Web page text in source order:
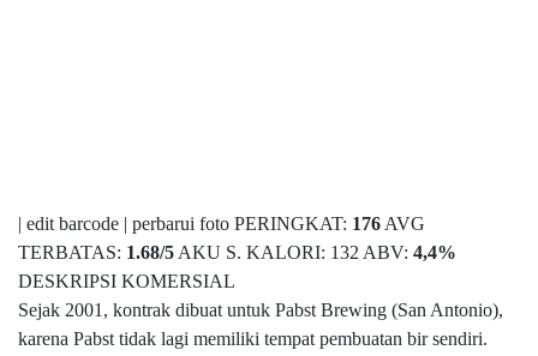
| edit barcode | perbarui foto PERINGKAT: 176 AVG
TERBATAS: 1.68/5 AKU S. KALORI: 132 ABV: 4,4%
DESKRIPSI KOMERSIAL
Sejak 2001, kontrak dibuat untuk Pabst Brewing (San Antonio),
karena Pabst tidak lagi memiliki tempat pembuatan bir sendiri.